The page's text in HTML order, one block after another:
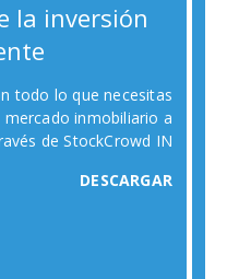
la inversión
todo lo que necesitas
inmobiliario a
de StockCrowd IN
DESCARGAR